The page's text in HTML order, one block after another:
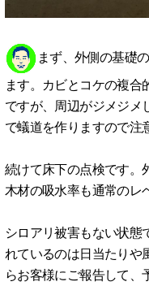
まず、外側の基礎
ます。カビとコケの複合
ですが、周辺がジメジメ
で蟻道を作りますので注
続けて床下の点検です。
木材の吸水率も通常のレ
シロアリ被害もない状態
れているのは日当たりや
らお客様にご報告して、